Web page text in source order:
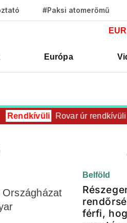
#Paksi atomerőmű
Európa
Rovar úr rendkívüli
Belföld
férfi,